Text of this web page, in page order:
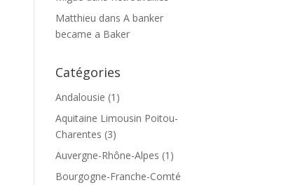
Matthieu dansA banker
became a Baker
Catégories
Andalousie (1)
Aquitaine Limousin Poitou-
Charentes (3)
Auvergne-Rhône-Alpes (1)
Bourgogne-Franche-Comté